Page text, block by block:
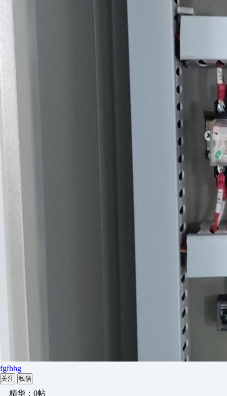
fgfhhg
关注 私信
精华：0帖